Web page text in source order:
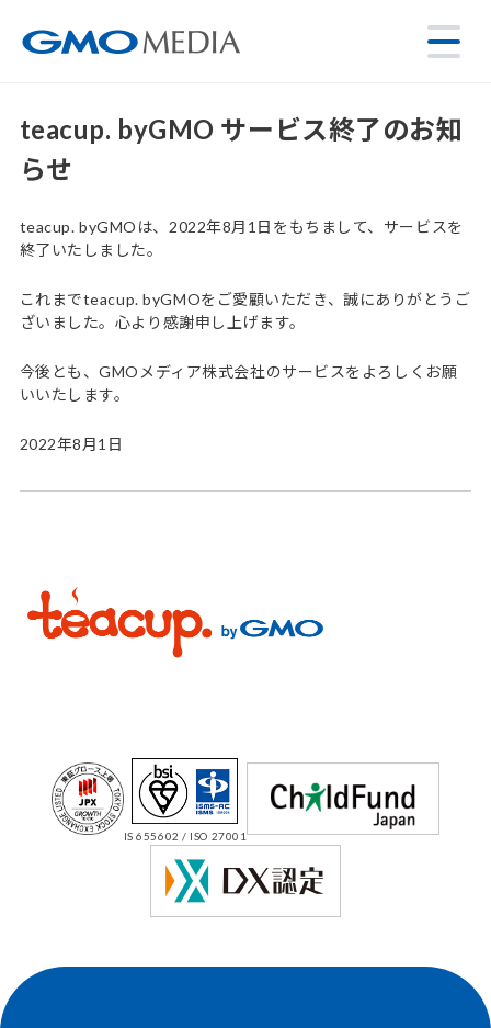
teacup. byGMO サービス終了のお知
らせ
teacup. byGMOは、2022年8月1日をもちまして、サービスを
終了いたしました。
これまでteacup. byGMOをご愛顧いただき、誠にありがとうご
ざいました。心より感謝申し上げます。
今後とも、GMOメディア株式会社のサービスをよろしくお願
いいたします。
2022年8月1日
IS 655602 / ISO 27001